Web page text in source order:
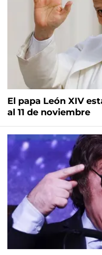
El papa León XIV
al 11 de noviembre